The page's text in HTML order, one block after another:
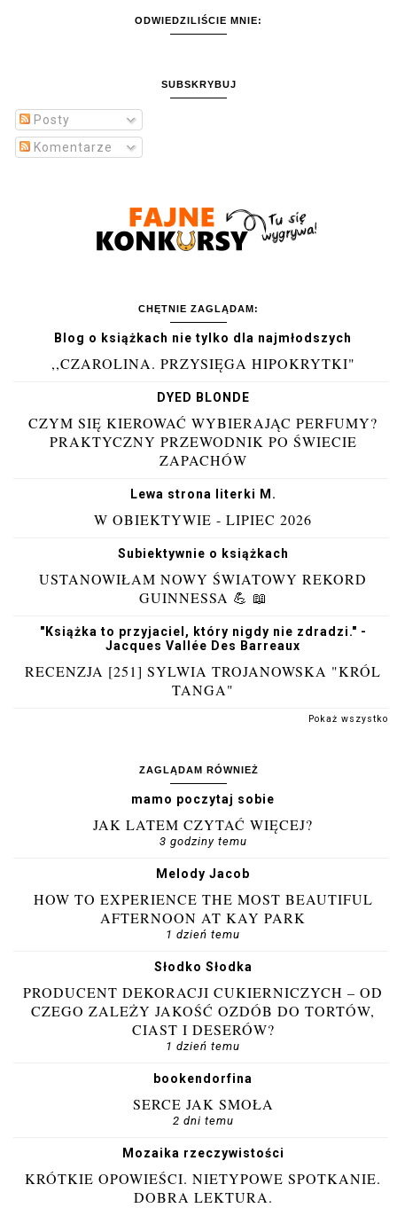
ODWIEDZILIŚCIE MNIE:
SUBSKRYBUJ
Posty
Komentarze
CHĘTNIE ZAGLĄDAM:
Blog o książkach nie tylko dla najmłodszych
,,CZAROLINA. PRZYSIĘGA HIPOKRYTKI"
DYED BLONDE
CZYM SIĘ KIEROWAĆ WYBIERAJĄC PERFUMY?
PRAKTYCZNY PRZEWODNIK PO ŚWIECIE
ZAPACHÓW
Lewa strona literki M.
W OBIEKTYWIE - LIPIEC 2026
Subiektywnie o książkach
USTANOWIŁAM NOWY ŚWIATOWY REKORD
GUINNESSA 💪 📖
"Książka to przyjaciel, który nigdy nie zdradzi." -
Jacques Vallée Des Barreaux
RECENZJA [251] SYLWIA TROJANOWSKA "KRÓL
TANGA"
Pokaż wszystko
ZAGLĄDAM RÓWNIEŻ
mamo poczytaj sobie
JAK LATEM CZYTAĆ WIĘCEJ?
3 godziny temu
Melody Jacob
HOW TO EXPERIENCE THE MOST BEAUTIFUL
AFTERNOON AT KAY PARK
1 dzień temu
Słodko Słodka
PRODUCENT DEKORACJI CUKIERNICZYCH – OD
CZEGO ZALEŻY JAKOŚĆ OZDÓB DO TORTÓW,
CIAST I DESERÓW?
1 dzień temu
bookendorfina
SERCE JAK SMOŁA
2 dni temu
Mozaika rzeczywistości
KRÓTKIE OPOWIEŚCI. NIETYPOWE SPOTKANIE.
DOBRA LEKTURA.